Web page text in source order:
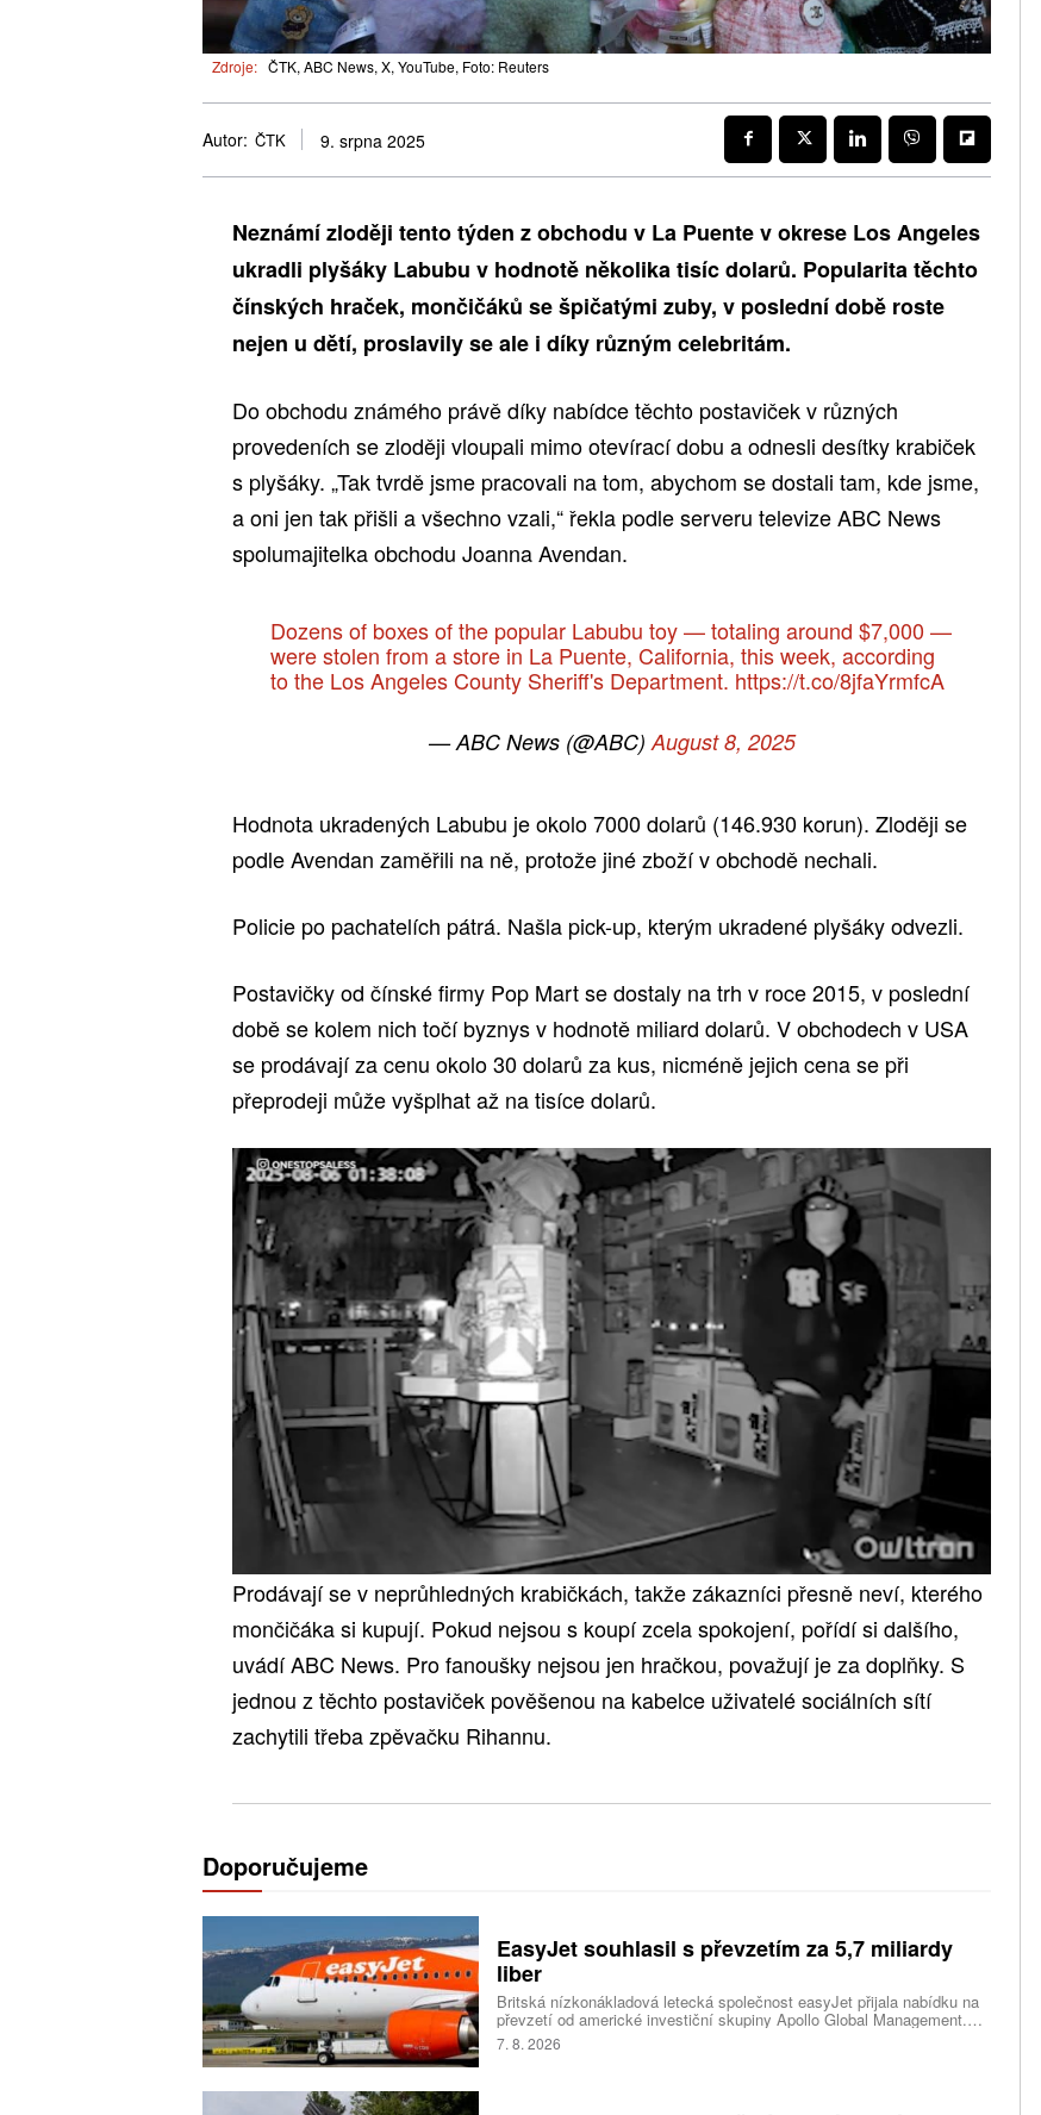
Zdroje: ČTK, ABC News, X, YouTube, Foto: Reuters
Autor: ČTK 9. srpna 2025
Neznámí zloději tento týden z obchodu v La Puente v okrese Los Angeles
ukradli plyšáky Labubu v hodnotě několika tisíc dolarů. Popularita těchto
čínských hraček, mončičáků se špičatými zuby, v poslední době roste
nejen u dětí, proslavily se ale i díky různým celebritám.
Do obchodu známého právě díky nabídce těchto postaviček v různých
provedeních se zloději vloupali mimo otevírací dobu a odnesli desítky krabiček
s plyšáky. „Tak tvrdě jsme pracovali na tom, abychom se dostali tam, kde jsme,
a oni jen tak přišli a všechno vzali,“ řekla podle serveru televize ABC News
spolumajitelka obchodu Joanna Avendan.
Dozens of boxes of the popular Labubu toy — totaling around $7,000 —
were stolen from a store in La Puente, California, this week, according
to the Los Angeles County Sheriff's Department. https://t.co/8jfaYrmfcA
— ABC News (@ABC) August 8, 2025
Hodnota ukradených Labubu je okolo 7000 dolarů (146.930 korun). Zloději se
podle Avendan zaměřili na ně, protože jiné zboží v obchodě nechali.
Policie po pachatelích pátrá. Našla pick-up, kterým ukradené plyšáky odvezli.
Postavičky od čínské firmy Pop Mart se dostaly na trh v roce 2015, v poslední
době se kolem nich točí byznys v hodnotě miliard dolarů. V obchodech v USA
se prodávají za cenu okolo 30 dolarů za kus, nicméně jejich cena se při
přeprodeji může vyšplhat až na tisíce dolarů.
Prodávají se v neprůhledných krabičkách, takže zákazníci přesně neví, kterého
mončičáka si kupují. Pokud nejsou s koupí zcela spokojení, pořídí si dalšího,
uvádí ABC News. Pro fanoušky nejsou jen hračkou, považují je za doplňky. S
jednou z těchto postaviček pověšenou na kabelce uživatelé sociálních sítí
zachytili třeba zpěvačku Rihannu.
Doporučujeme
EasyJet souhlasil s převzetím za 5,7 miliardy
liber
Britská nízkonákladová letecká společnost easyJet přijala nabídku na
převzetí od americké investiční skupiny Apollo Global Management.
Transakce oceňuje aerolinku na 5,7 miliardy liber, tedy přibližně 162
miliard korun.
7. 8. 2026